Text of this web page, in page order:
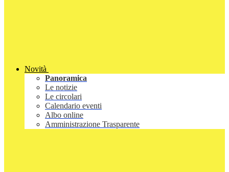
Novità
Panoramica
Le notizie
Le circolari
Calendario eventi
Albo online
Amministrazione Trasparente